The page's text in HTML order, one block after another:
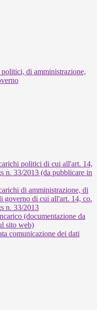
di amministrazione,
politici di cui all'art. 14,
n. 33/2013 (da pubblicare in
di amministrazione, di
governo di cui all'art. 14, co.
n. 33/2013
(documentazione da
sito web)
comunicazione dei dati